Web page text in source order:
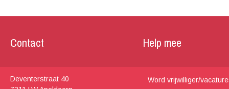
Contact
Deventerstraat 40
Help mee
Word vrijwilliger/